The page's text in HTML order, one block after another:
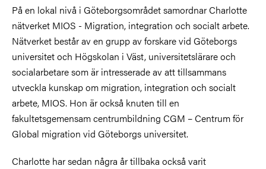
På en lokal nivå i Göteborgsområdet samordnar Charlotte
nätverket MIOS - Migration, integration och socialt arbete.
Nätverket består av en grupp av forskare vid Göteborgs
universitet och Högskolan i Väst, universitetslärare och
socialarbetare som är intresserade av att tillsammans
utveckla kunskap om migration, integration och socialt
arbete, MIOS. Hon är också knuten till en
fakultetsgemensam centrumbildning CGM – Centrum för
Global migration vid Göteborgs universitet.
Charlotte har sedan några år tillbaka också varit